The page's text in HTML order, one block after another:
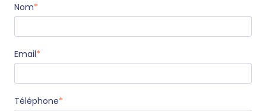
Nom*
Email*
Téléphone*